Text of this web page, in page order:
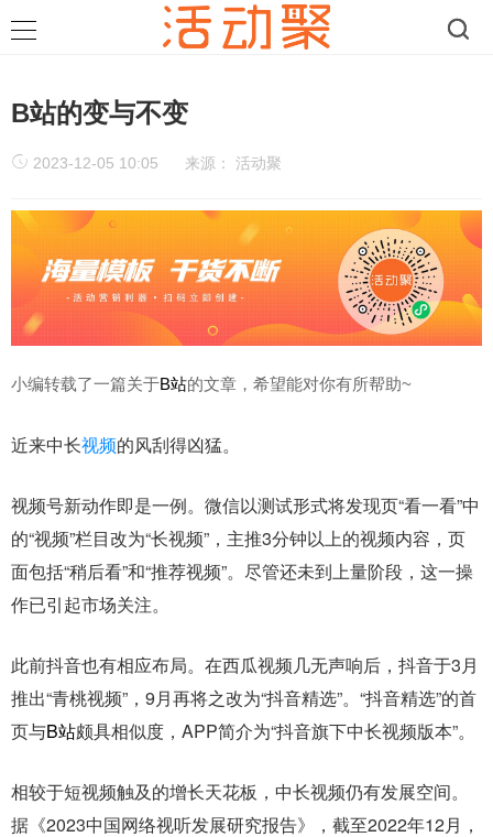
B站的变与不变
2023-12-05 10:05 来源： 活动聚
小编转载了一篇关于B站的文章，希望能对你有所帮助~
近来中长视频的风刮得凶猛。
视频号新动作即是一例。微信以测试形式将发现页“看一看”中
的“视频”栏目改为“长视频”，主推3分钟以上的视频内容，页
面包括“稍后看”和“推荐视频”。尽管还未到上量阶段，这一操
作已引起市场关注。
此前抖音也有相应布局。在西瓜视频几无声响后，抖音于3月
推出“青桃视频”，9月再将之改为“抖音精选”。“抖音精选”的首
页与B站颇具相似度，APP简介为“抖音旗下中长视频版本”。
相较于短视频触及的增长天花板，中长视频仍有发展空间。
据《2023中国网络视听发展研究报告》，截至2022年12月，